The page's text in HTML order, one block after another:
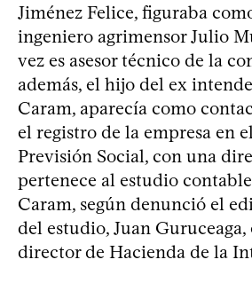
Jiménez Felice, figuraba
ingeniero agrimensor Julio
vez es asesor técnico de la
además, el hijo del ex
Caram, aparecía como
el registro de la empresa en
Previsión Social, con una
pertenece al estudio
Caram, según denunció el
del estudio, Juan Guruceaga,
director de Hacienda de la